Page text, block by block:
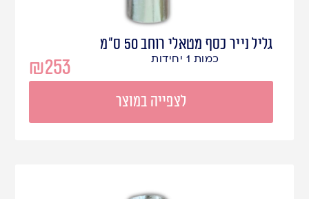
גליל נייר כסף מטאלי רוחב 50 ס"מ
₪253 כמות 1 יחידות
לצפייה במוצר